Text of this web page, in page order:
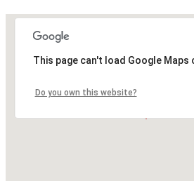
This page can't load Google Maps
Do you own this website?